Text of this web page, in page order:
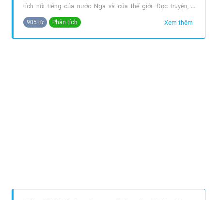
tích nổi tiếng của nước Nga và của thế giới. Đọc truyện,
người đọc thấy yêu mến cá vàng, thương xót ông lão và vô
cùng bất bình, căm giận mụ vợ. Có thể nói, nhân vật mụ vợ
Xem thêm
905 từ Phân tích